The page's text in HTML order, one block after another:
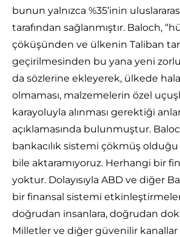
bunun yalnızca %35’inin
tarafından sağlanmıştır. Baloch,
çöküşünden ve ülkenin Taliban
geçirilmesinden bu yana yeni
da sözlerine ekleyerek, ülkede
olmaması, malzemelerin özel
karayoluyla alınması gerektiği
açıklamasında bulunmuştur.
bankacılık sistemi çökmüş
bile aktaramıyoruz. Herhangi bir
yoktur. Dolayısıyla ABD ve diğer
bir finansal sistemi
doğrudan insanlara, doğrudan
Milletler ve diğer güvenilir kanallar